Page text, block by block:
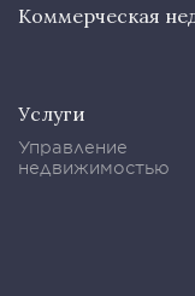
Коммерческая
Услуги
Управление
недвижимостью